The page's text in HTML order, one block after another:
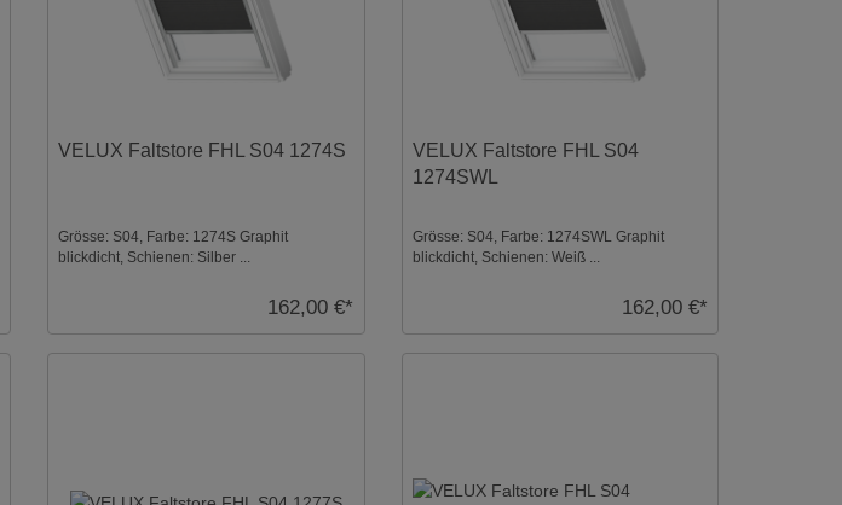
VELUX Faltstore FHL S04 1274S
Grösse: S04, Farbe: 1274S Graphit
blickdicht, Schienen: Silber ...
162,00 €*
VELUX Faltstore FHL S04
1274SWL
Grösse: S04, Farbe: 1274SWL Graphit
blickdicht, Schienen: Weiß ...
162,00 €*